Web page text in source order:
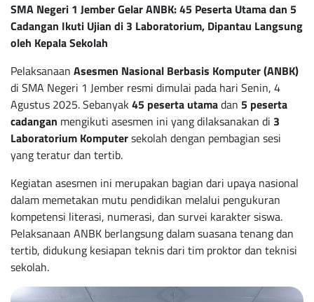
SMA Negeri 1 Jember Gelar ANBK: 45 Peserta Utama dan 5
Cadangan Ikuti Ujian di 3 Laboratorium, Dipantau Langsung
oleh Kepala Sekolah
Pelaksanaan Asesmen Nasional Berbasis Komputer (ANBK)
di SMA Negeri 1 Jember resmi dimulai pada hari Senin, 4
Agustus 2025. Sebanyak 45 peserta utamadan 5 peserta
cadangan mengikuti asesmen ini yang dilaksanakan di 3
Laboratorium Komputersekolah dengan pembagian sesi
yang teratur dan tertib.
Kegiatan asesmen ini merupakan bagian dari upaya nasional
dalam memetakan mutu pendidikan melalui pengukuran
kompetensi literasi, numerasi, dan survei karakter siswa.
Pelaksanaan ANBK berlangsung dalam suasana tenang dan
tertib, didukung kesiapan teknis dari tim proktor dan teknisi
sekolah.